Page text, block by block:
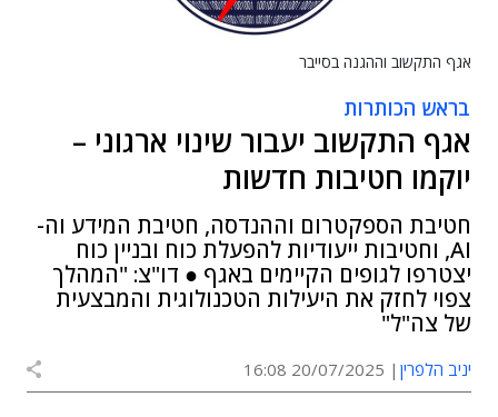
אגף התקשוב וההגנה בסייבר
בראש הכותרות
אגף התקשוב יעבור שינוי ארגוני –
יוקמו חטיבות חדשות
חטיבת הספקטרום וההנדסה, חטיבת המידע וה-
AI, וחטיבות ייעודיות להפעלת כוח ובניין כוח
יצטרפו לגופים הקיימים באגף ● דו"צ: "המהלך
צפוי לחזק את היעילות הטכנולוגית והמבצעית
של צה"ל"
יניב הלפרין 20/07/2025 16:08